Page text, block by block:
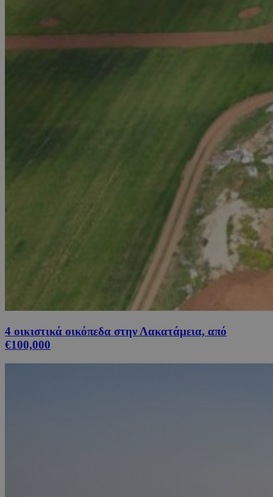
4 οικιστικά οικόπεδα στην Λακατάμεια, από
€100,000